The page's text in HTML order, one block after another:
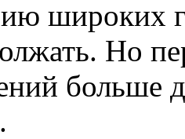
широких
Но
больше